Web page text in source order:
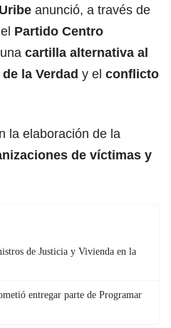
anunció, a través de
Partido Centro
cartilla alternativa al
la Verdad y el conflicto
la elaboración de la
de víctimas y
de Justicia y Vivienda en la
entregar parte de Programar